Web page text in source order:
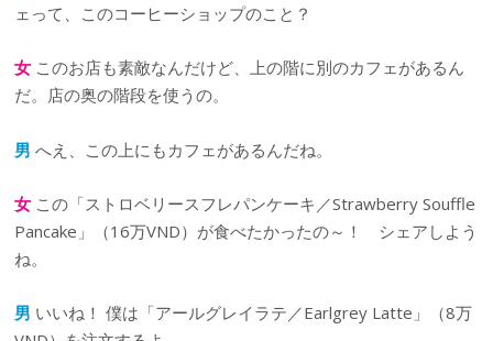
ェって、このコーヒーショップのこと？
女 このお店も素敵なんだけど、上の階に別のカフェがあるん
だ。店の奥の階段を使うの。
男 へえ、この上にもカフェがあるんだね。
女 この「ストロベリースフレパンケーキ／Strawberry Souffle
Pancake」（16万VND）が食べたかったの～！ シェアしよう
ね。
男 いいね！ 僕は「アールグレイラテ／Earlgrey Latte」（8万